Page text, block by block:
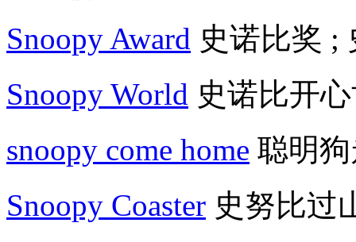
Snoopy Award 史诺比奖 ;
Snoopy World 史诺比开
snoopy come home 聪明
Snoopy Coaster 史努比过